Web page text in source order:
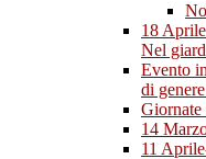
18
Nel
Evento
di
Giornate
14
11